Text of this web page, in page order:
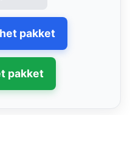
pakket
pakket